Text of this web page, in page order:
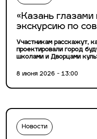
«Казань
экскурсию по
Участникам расскажут,
проектировали город
школами и Дворцами
8 июня 2026 - 13:00
Новости